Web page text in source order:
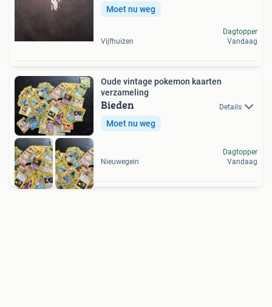
Moet nu weg
Vijfhuizen
Dagtopper
Vandaag
Oude vintage pokemon kaarten
verzameling
Bieden Details
Moet nu weg
Nieuwegein
Dagtopper
Vandaag